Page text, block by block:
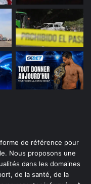
de référence pour
Nous proposons une
dans les domaines
de la santé, de la